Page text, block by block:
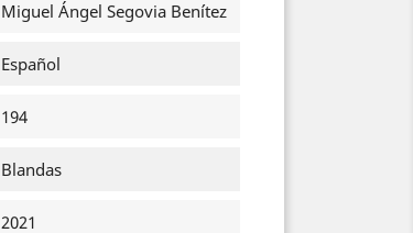
Miguel Ángel Segovia Benítez
Español
194
Blandas
2021